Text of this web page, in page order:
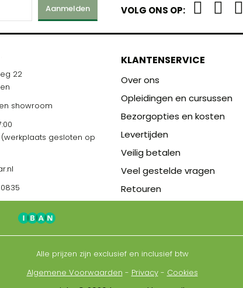
Aanmelden VOLG ONS OP:
22
showroom
(werkplaats gesloten op
KLANTENSERVICE
Over ons
Opleidingen en cursussen
Bezorgopties en kosten
Levertijden
Veilig betalen
Veel gestelde vragen
Retouren
Alle prijzen zijn exclusief en inclusief btw
Algemene Voorwaarden - Privacy- Cookies